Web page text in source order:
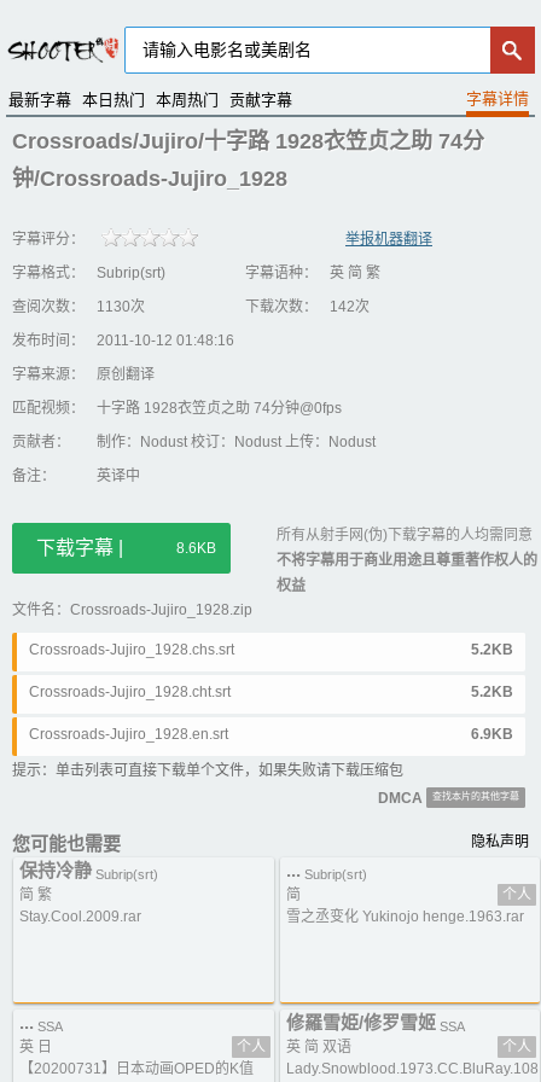
最新字幕 本日热门 本周热门 贡献字幕
Crossroads/Jujiro/十字路 1928衣笠贞之助 74分
钟/Crossroads-Jujiro_1928
字幕评分：
举报机器翻译
字幕格式：
Subrip(srt) 字幕语种：
英 简 繁
查阅次数：
1130次 下载次数：
142次
发布时间：
2011-10-12 01:48:16
字幕来源：
原创翻译
匹配视频：
十字路 1928衣笠贞之助 74分钟@0fps
贡献者：
制作：Nodust 校订：Nodust 上传：Nodust
备注：
英译中
下载字幕 | 8.6KB
所有从射手网(伪)下载字幕的人均需同意
不将字幕用于商业用途且尊重著作权人的
权益
文件名：Crossroads-Jujiro_1928.zip
Crossroads-Jujiro_1928.chs.srt 5.2KB
Crossroads-Jujiro_1928.cht.srt 5.2KB
Crossroads-Jujiro_1928.en.srt 6.9KB
提示：单击列表可直接下载单个文件，如果失败请下载压缩包
DMCA
查找本片的其他字幕
您可能也需要 隐私声明
保持冷静 Subrip(srt)
简 繁
Stay.Cool.2009.rar
... Subrip(srt)
简
个人
雪之丞变化 Yukinojo henge.1963.rar
... SSA
英 日
个人
【20200731】日本动画OPED的K值
修羅雪姫/修罗雪姬 SSA
英 简 双语
个人
Lady.Snowblood.1973.CC.BluRay.108